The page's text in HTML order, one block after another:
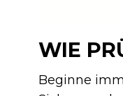
WIE
Beginne